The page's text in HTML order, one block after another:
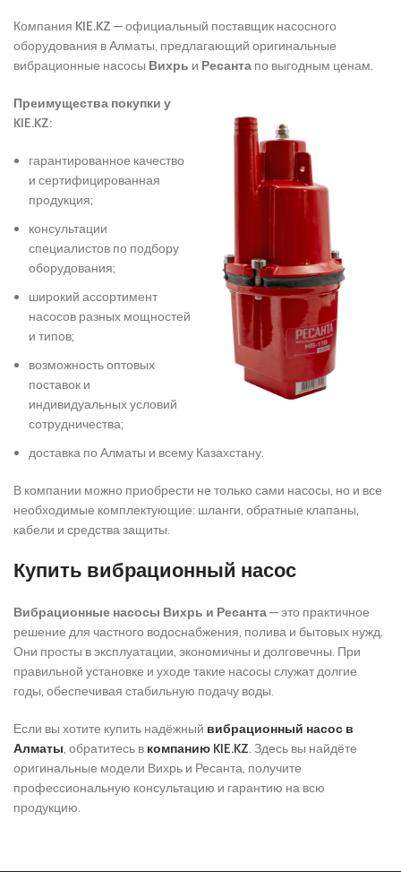
Компания KIE.KZ — официальный поставщик насосного
оборудования в Алматы, предлагающий оригинальные
вибрационные насосы Вихрь и Ресанта по выгодным ценам.
Преимущества покупки у
KIE.KZ:
гарантированное качество
и сертифицированная
продукция;
консультации
специалистов по подбору
оборудования;
широкий ассортимент
насосов разных мощностей
и типов;
возможность оптовых
поставок и
индивидуальных условий
сотрудничества;
доставка по Алматы и всему Казахстану.
В компании можно приобрести не только сами насосы, но и все
необходимые комплектующие: шланги, обратные клапаны,
кабели и средства защиты.
Купить вибрационный насос
Вибрационные насосы Вихрь и Ресанта— это практичное
решение для частного водоснабжения, полива и бытовых нужд.
Они просты в эксплуатации, экономичны и долговечны. При
правильной установке и уходе такие насосы служат долгие
годы, обеспечивая стабильную подачу воды.
Если вы хотите купить надёжный вибрационный насос в
Алматы, обратитесь в компанию KIE.KZ. Здесь вы найдёте
оригинальные модели Вихрь и Ресанта, получите
профессиональную консультацию и гарантию на всю
продукцию.